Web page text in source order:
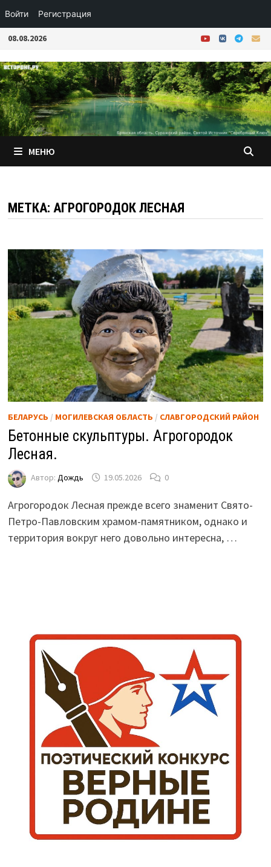
Войти Регистрация
Перейти
содержимому
08.08.2026
МЕНЮ
МЕТКА: АГРОГОРОДОК ЛЕСНАЯ
БЕЛАРУСЬ / МОГИЛЕВСКАЯ ОБЛАСТЬ / СЛАВГОРОДСКИЙ РАЙОН
Бетонные скульптуры. Агрогородок
Лесная.
Автор: Дождь 19.05.2026 0
Агрогородок Лесная прежде всего знаменит Свято-
Петро-Павловским храмом-памятником, однако и
территория вокруг него довольно интересна, …